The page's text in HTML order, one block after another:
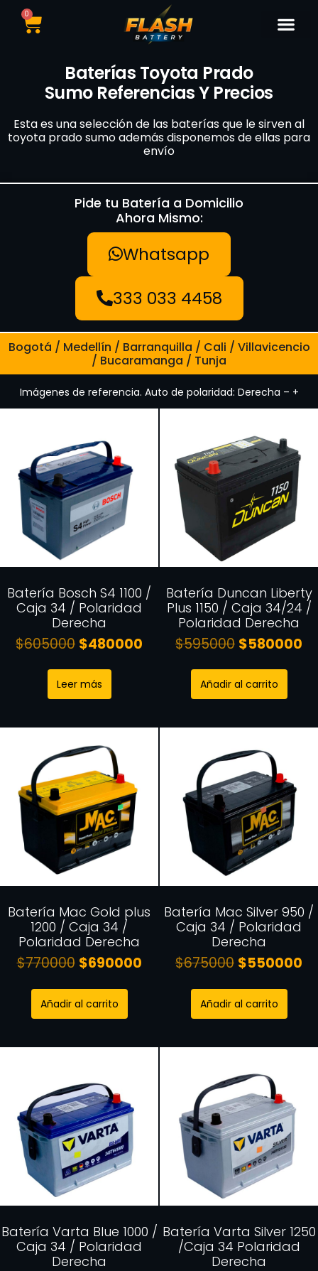
0
Baterías Toyota Prado
Sumo Referencias Y Precios
Esta es una selección de las baterías que le sirven al
toyota prado sumo además disponemos de ellas para
envío
Pide tu Batería a Domicilio
Ahora Mismo:
Whatsapp
333 033 4458
Bogotá / Medellín / Barranquilla / Cali / Villavicencio
/ Bucaramanga / Tunja
Imágenes de referencia. Auto de polaridad: Derecha – +
Batería Bosch S4 1100 /
Caja 34 / Polaridad
Derecha
$605000 $480000
Leer más
Batería Duncan Liberty
Plus 1150 / Caja 34/24 /
Polaridad Derecha
$595000 $580000
Añadir al carrito
Batería Mac Gold plus
1200 / Caja 34 /
Polaridad Derecha
$770000 $690000
Añadir al carrito
Batería Mac Silver 950 /
Caja 34 / Polaridad
Derecha
$675000 $550000
Añadir al carrito
Batería Varta Blue 1000 /
Caja 34 / Polaridad
Derecha
Batería Varta Silver 1250
/Caja 34 Polaridad
Derecha